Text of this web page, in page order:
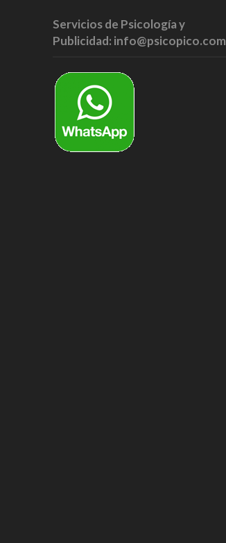
Servicios de Psicología y
Publicidad: info@psicopico.com